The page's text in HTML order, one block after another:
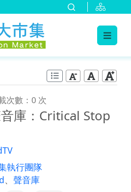
次數：0 次
庫：Critical Stop
執行團隊
、 聲音庫